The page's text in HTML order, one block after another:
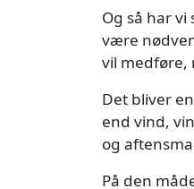
Og så har
være
vil medføre,
Det bliver
end vind,
og
På den